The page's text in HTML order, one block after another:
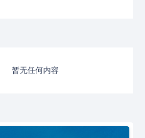
暂无任何内容